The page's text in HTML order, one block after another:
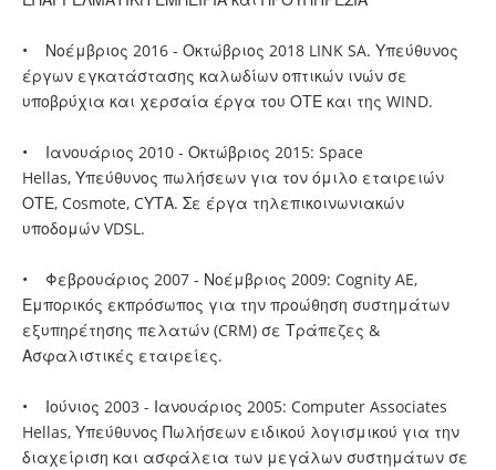
• Νοέμβριος 2016 - Οκτώβριος 2018 LINK SA. Υπεύθυνος
έργων εγκατάστασης καλωδίων οπτικών ινών σε
υποβρύχια και χερσαία έργα του ΟΤΕ και της WIND.
• Ιανουάριος 2010 - Οκτώβριος 2015: Space
Hellas, Υπεύθυνος πωλήσεων για τον όμιλο εταιρειών
ΟΤΕ, Cosmote, CΥΤΑ. Σε έργα τηλεπικοινωνιακών
υποδομών VDSL.
• Φεβρουάριος 2007 - Νοέμβριος 2009: Cognity AE,
Εμπορικός εκπρόσωπος για την προώθηση συστημάτων
εξυπηρέτησης πελατών (CRM) σε Τράπεζες &
Ασφαλιστικές εταιρείες.
• Ιούνιος 2003 - Ιανουάριος 2005: Computer Associates
Hellas, Υπεύθυνος Πωλήσεων ειδικού λογισμικού για την
διαχείριση και ασφάλεια των μεγάλων συστημάτων σε